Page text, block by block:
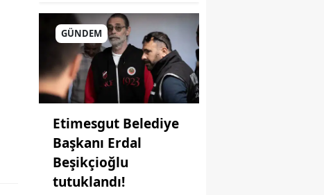
GÜNDEM
Etimesgut Belediye
Başkanı Erdal
Beşikçioğlu
tutuklandı!